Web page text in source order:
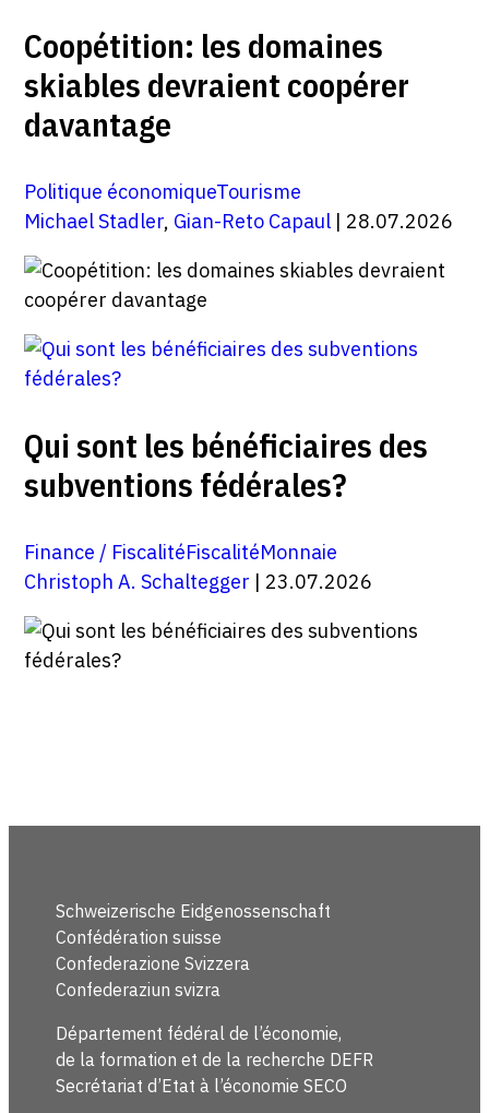
Coopétition: les domaines
skiables devraient coopérer
davantage
Politique économiqueTourisme
Michael Stadler, Gian-Reto Capaul| 28.07.2026
Qui sont les bénéficiaires des
subventions fédérales?
Finance / FiscalitéFiscalitéMonnaie
Christoph A. Schaltegger | 23.07.2026
Schweizerische Eidgenossenschaft
Confédération suisse
Confederazione Svizzera
Confederaziun svizra
Département fédéral de l’économie,
de la formation et de la recherche DEFR
Secrétariat d’Etat à l’économie SECO